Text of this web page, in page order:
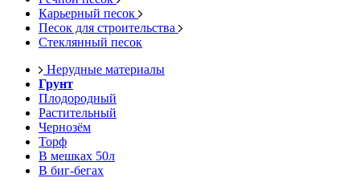
Карьерный песок
Песок для строительства
Стеклянный песок
Нерудные материалы
Грунт
Плодородный
Растительный
Чернозём
Торф
В мешках 50л
В биг-бегах